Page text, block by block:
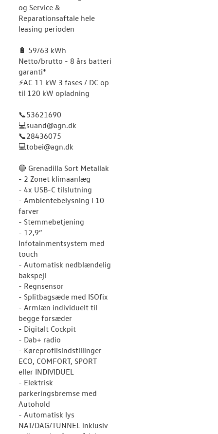
og Service &
Reparationsaftale hele
leasing perioden
🔋 59/63 kWh
Netto/brutto - 8 års batteri
garanti*
⚡️AC 11 kW 3 fases / DC op
til 120 kW opladning
📞53621690
💻suand@agn.dk
📞28436075
💻tobei@agn.dk
🔵 Grenadilla Sort Metallak
- 2 Zonet klimaanlæg
- 4x USB-C tilslutning
- Ambientebelysning i 10
farver
- Stemmebetjening
- 12,9”
Infotainmentsystem med
touch
- Automatisk nedblændelig
bakspejl
- Regnsensor
- Splitbagsæde med ISOfix
- Armlæn individuelt til
begge forsæder
- Digitalt Cockpit
- Dab+ radio
- Køreprofilsindstillinger
ECO, COMFORT, SPORT
eller INDIVIDUEL
- Elektrisk
parkeringsbremse med
Autohold
- Automatisk lys
NAT/DAG/TUNNEL inklusiv